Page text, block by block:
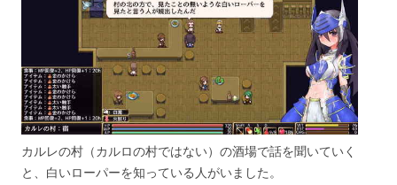
カルレの村（カルロの村ではない）の酒場で話を聞いていく
と、白いローパーを知っている人がいました。